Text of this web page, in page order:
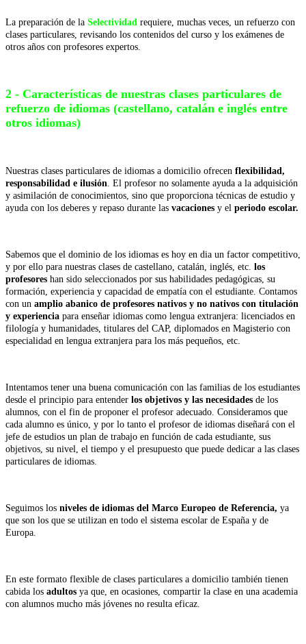
La preparación de la Selectividad requiere, muchas veces, un refuerzo con
clases particulares, revisando los contenidos del curso y los exámenes de
otros años con profesores expertos.
2 - Características de nuestras clases particulares de
refuerzo de idiomas (castellano, catalán e inglés entre
otros idiomas)
Nuestras clases particulares de idiomas a domicilio ofrecen flexibilidad,
responsabilidad e ilusión . El profesor no solamente ayuda a la adquisición
y asimilación de conocimientos, sino que proporciona técnicas de estudio y
ayuda con los deberes y repaso durante las vacaciones y el periodo escolar.
Sabemos que el dominio de los idiomas es hoy en dia un factor competitivo,
y por ello para nuestras clases de castellano, catalán, inglés, etc. los
profesores han sido seleccionados por sus habilidades pedagógicas, su
formación, experiencia y capacidad de empatía con el estudiante. Contamos
con un amplio abanico de profesores nativos y no nativos con titulación
y experiencia para enseñar idiomas como lengua extranjera: licenciados en
filología y humanidades, titulares del CAP, diplomados en Magisterio con
especialidad en lengua extranjera para los más pequeños, etc.
Intentamos tener una buena comunicación con las familias de los estudiantes
desde el principio para entender los objetivos y las necesidades de los
alumnos, con el fin de proponer el profesor adecuado. Consideramos que
cada alumno es único, y por lo tanto el profesor de idiomas diseñará con el
jefe de estudios un plan de trabajo en función de cada estudiante, sus
objetivos, su nivel, el tiempo y el presupuesto que puede dedicar a las clases
particulares de idiomas.
Seguimos los niveles de idiomas del Marco Europeo de Referencia, ya
que son los que se utilizan en todo el sistema escolar de España y de
Europa.
En este formato flexible de clases particulares a domicilio también tienen
cabida los adultos ya que, en ocasiones, compartir la clase en una academia
con alumnos mucho más jóvenes no resulta eficaz.